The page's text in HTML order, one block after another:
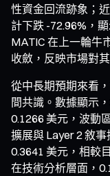
性資金回流跡象；
計下跌 -72.96%，
MATIC 在上一輪牛
收斂，反映市場對
從中長期預期來看
間共識。數據顯示
0.1266 美元，波動
擴展與 Layer 2 敘
0.3641 美元，相較
在技術分析層面，